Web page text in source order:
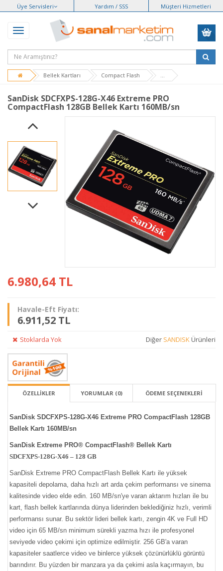
Üye Servisleri Yardım / SSS Müşteri Hizmetleri
Bellek Kartları Compact Flash
SanDisk SDCFXPS-128G-X46 Extreme PRO
CompactFlash 128GB Bellek Kartı 160MB/sn
6.980,64 TL
Havale-Eft Fiyatı:
6.911,52 TL
Stoklarda Yok Diğer SANDISKÜrünleri
ÖZELLİKLER YORUMLAR (0) ÖDEME SEÇENEKLERI
SanDisk SDCFXPS-128G-X46 Extreme PRO CompactFlash 128GB
Bellek Kartı 160MB/sn
SanDisk Extreme PRO® CompactFlash® Bellek Kartı
SDCFXPS-128G-X46 – 128 GB
SanDisk Extreme PRO CompactFlash Bellek Kartı ile yüksek
kapasiteli depolama, daha hızlı art arda çekim performansı ve sinema
kalitesinde video elde edin. 160 MB/sn'ye varan aktarım hızları ile bu
kart, flash bellek kartlarında dünya liderinden beklediğiniz hızlı, verimli
performansı sunar. Bu sektör lideri bellek kartı, zengin 4K ve Full HD
video için 65 MB/sn minimum sürekli yazma hızı ile profesyonel
seviyede video çekimi için optimize edilmiştir. 256 GB'a varan
kapasiteler saatlerce video ve binlerce yüksek çözünürlüklü görüntü
barındırır. Bu yüzden bir manzara ya da çekimi asla kaçırmayın, bu